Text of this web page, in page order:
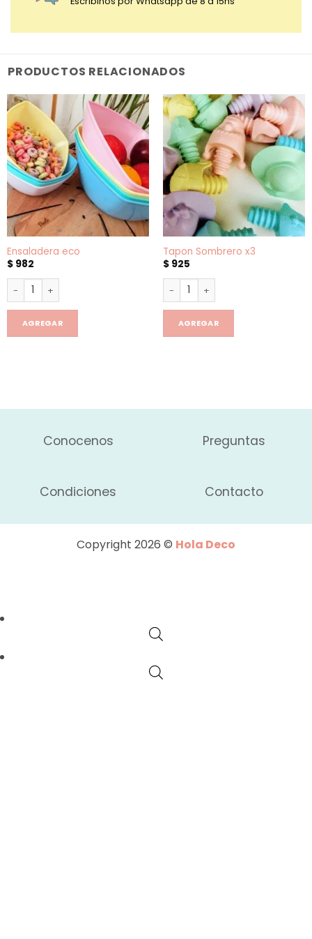
PRODUCTOS RELACIONADOS
Ensaladera eco
$982
Ensaladera eco cantidad
AGREGAR
Tapon Sombrero x3
$925
Tapon Sombrero x3 cantidad
AGREGAR
Conocenos Preguntas
Condiciones Contacto
Copyright 2026 © Hola Deco